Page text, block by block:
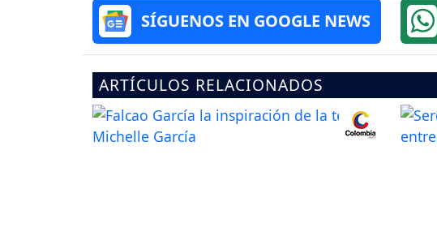
SÍGUENOS EN GOOGLE NEWS
ARTÍCULOS RELACIONADOS